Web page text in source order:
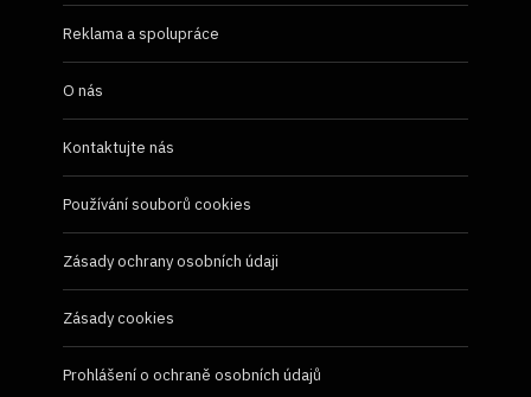
Reklama a spolupráce
O nás
Kontaktujte nás
Používání souborů cookies
Zásady ochrany osobních údaji
Zásady cookies
Prohlášení o ochraně osobních údajů